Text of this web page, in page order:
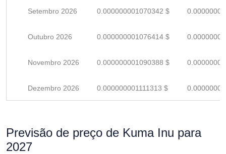
Setembro 2026 0.000000001070342 $
Outubro 2026 0.000000001076414 $
Novembro 2026 0.000000001090388 $
Dezembro 2026 0.000000001111313 $
Previsão de preço de Kuma Inu para
2027